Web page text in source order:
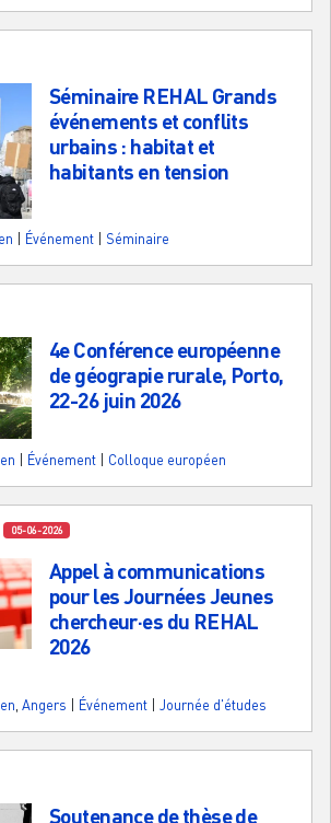
Séminaire REHAL Grands
événements et conflits
urbains : habitat et
habitants en tension
Événement Séminaire
4e Conférence européenne
de géograpie rurale, Porto,
22-26 juin 2026
Événement Colloque européen
05-06-2026
Appel à communications
pour les Journées Jeunes
chercheur·es du REHAL
2026
, Angers Événement Journée d'études
Soutenance de thèse de